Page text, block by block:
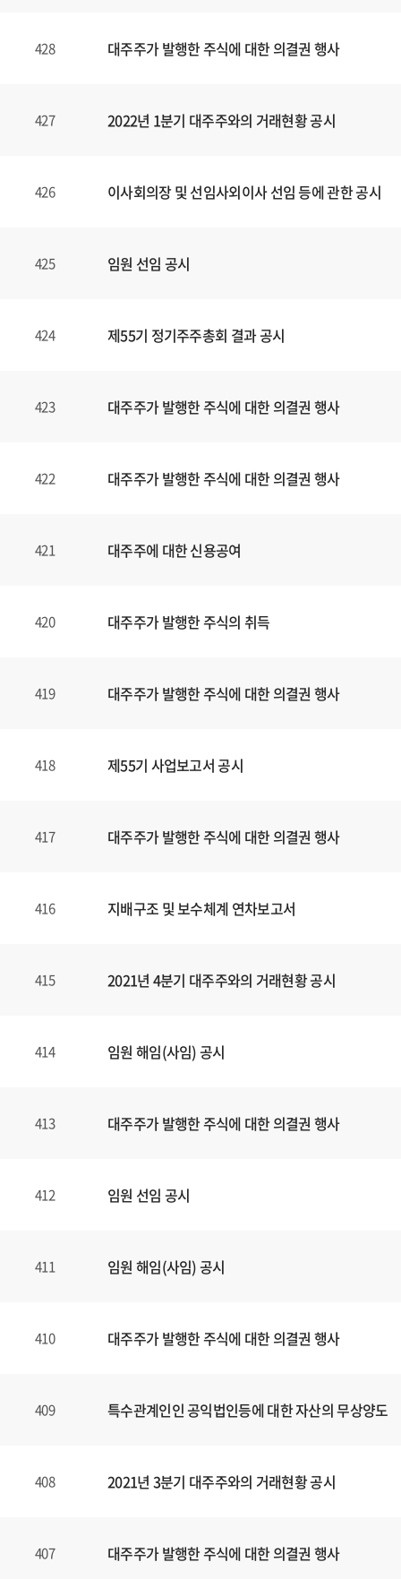
428 대주주가 발행한 주식에 대한 의결권 행사
427 2022년 1분기 대주주와의 거래현황 공시
426 이사회의장 및 선임사외이사 선임 등에 관한 공시
425 임원 선임 공시
424 제55기 정기주주총회 결과 공시
423 대주주가 발행한 주식에 대한 의결권 행사
422 대주주가 발행한 주식에 대한 의결권 행사
421 대주주에 대한 신용공여
420 대주주가 발행한 주식의 취득
419 대주주가 발행한 주식에 대한 의결권 행사
418 제55기 사업보고서 공시
417 대주주가 발행한 주식에 대한 의결권 행사
416 지배구조 및 보수체계 연차보고서
415 2021년 4분기 대주주와의 거래현황 공시
414 임원 해임(사임) 공시
413 대주주가 발행한 주식에 대한 의결권 행사
412 임원 선임 공시
411 임원 해임(사임) 공시
410 대주주가 발행한 주식에 대한 의결권 행사
409 특수관계인인 공익법인등에 대한 자산의 무상양도
408 2021년 3분기 대주주와의 거래현황 공시
407 대주주가 발행한 주식에 대한 의결권 행사